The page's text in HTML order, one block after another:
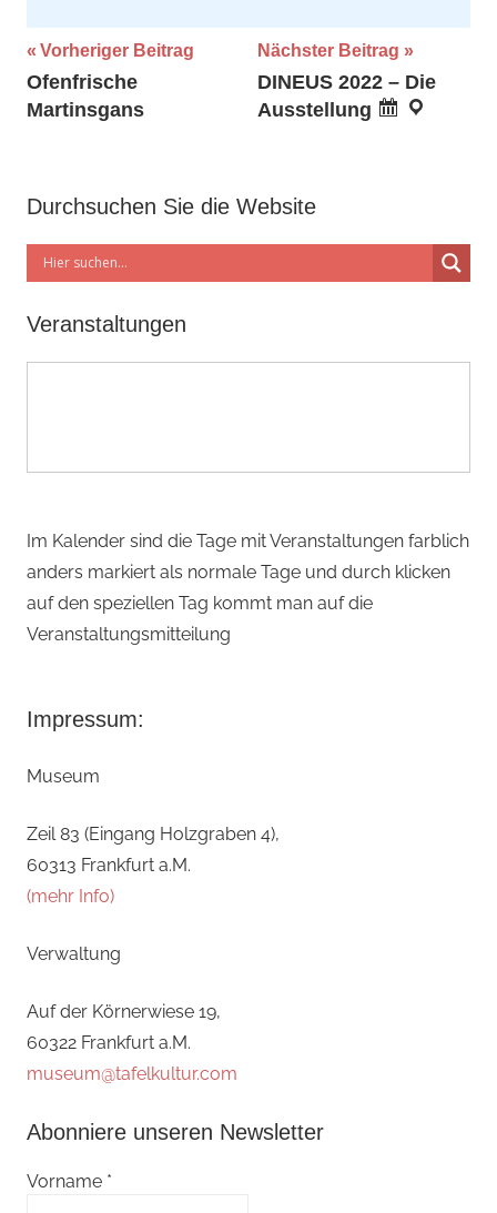
Beitragsnavigation
Vorheriger Beitrag
Ofenfrische
Martinsgans
Nächster Beitrag
DINEUS 2022 – Die
Ausstellung
Durchsuchen Sie die Website
Veranstaltungen
Im Kalender sind die Tage mit Veranstaltungen farblich
anders markiert als normale Tage und durch klicken
auf den speziellen Tag kommt man auf die
Veranstaltungsmitteilung
Impressum:
Museum
Zeil 83 (Eingang Holzgraben 4),
60313 Frankfurt a.M.
(mehr Info)
Verwaltung
Auf der Körnerwiese 19,
60322 Frankfurt a.M.
museum@tafelkultur.com
Abonniere unseren Newsletter
Vorname *